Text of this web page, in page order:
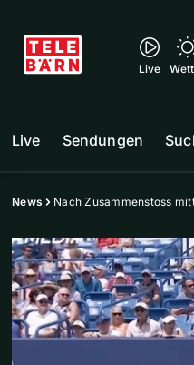
Live
Live Sendungen
News Nach Zusammenstoss